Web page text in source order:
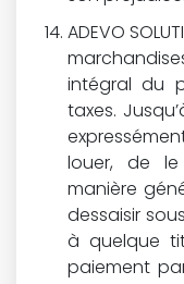
ADEVO
intégral du
taxes.
louer, de le
manière
dessaisir
à quelque
paiement